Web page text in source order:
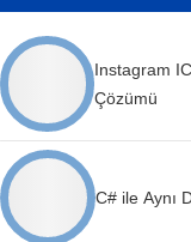
Instagram
Çözümü
C# ile Aynı